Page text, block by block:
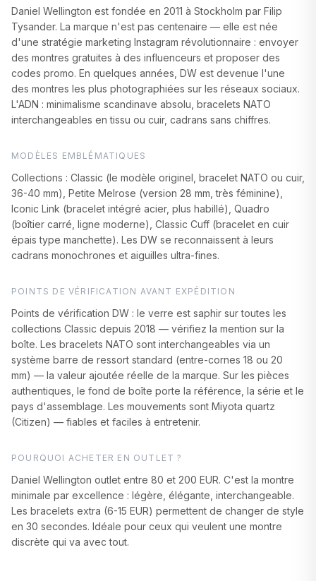
Daniel Wellington est fondée en 2011 à Stockholm par Filip
Tysander. La marque n'est pas centenaire — elle est née
d'une stratégie marketing Instagram révolutionnaire : envoyer
des montres gratuites à des influenceurs et proposer des
codes promo. En quelques années, DW est devenue l'une
des montres les plus photographiées sur les réseaux sociaux.
L'ADN : minimalisme scandinave absolu, bracelets NATO
interchangeables en tissu ou cuir, cadrans sans chiffres.
MODÈLES EMBLÉMATIQUES
Collections : Classic (le modèle originel, bracelet NATO ou cuir,
36-40 mm), Petite Melrose (version 28 mm, très féminine),
Iconic Link (bracelet intégré acier, plus habillé), Quadro
(boîtier carré, ligne moderne), Classic Cuff (bracelet en cuir
épais type manchette). Les DW se reconnaissent à leurs
cadrans monochrones et aiguilles ultra-fines.
POINTS DE VÉRIFICATION AVANT EXPÉDITION
Points de vérification DW : le verre est saphir sur toutes les
collections Classic depuis 2018 — vérifiez la mention sur la
boîte. Les bracelets NATO sont interchangeables via un
système barre de ressort standard (entre-cornes 18 ou 20
mm) — la valeur ajoutée réelle de la marque. Sur les pièces
authentiques, le fond de boîte porte la référence, la série et le
pays d'assemblage. Les mouvements sont Miyota quartz
(Citizen) — fiables et faciles à entretenir.
POURQUOI ACHETER EN OUTLET ?
Daniel Wellington outlet entre 80 et 200 EUR. C'est la montre
minimale par excellence : légère, élégante, interchangeable.
Les bracelets extra (6-15 EUR) permettent de changer de style
en 30 secondes. Idéale pour ceux qui veulent une montre
discrète qui va avec tout.